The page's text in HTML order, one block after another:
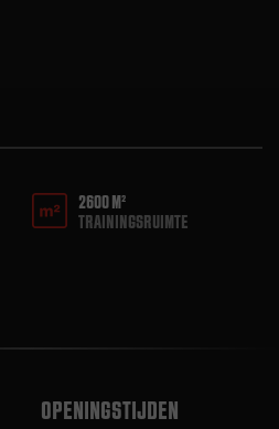
2600 M²
TRAININGSRUIMTE
OPENINGSTIJDEN